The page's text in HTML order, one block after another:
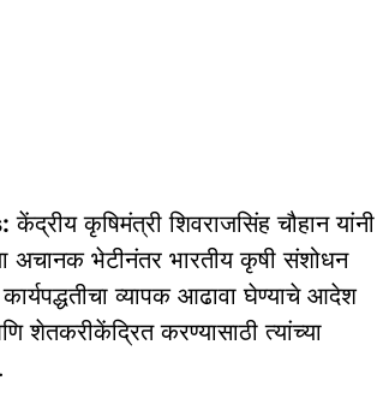
केंद्रीय कृषिमंत्री शिवराजसिंह चौहान यांनी
अचानक भेटीनंतर भारतीय कृषी संशोधन
व्यापक आढावा घेण्याचे आदेश
शेतकरीकेंद्रित करण्यासाठी त्यांच्या